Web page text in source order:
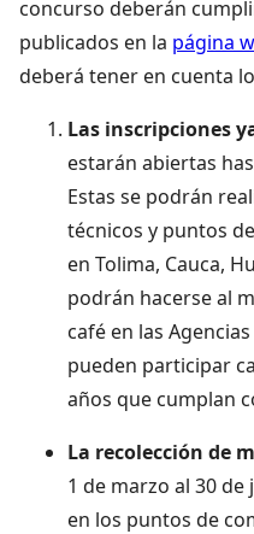
concurso deberán
publicados en la página
deberá tener en cuenta
Las inscripciones
estarán abiertas
Estas se podrán
técnicos y puntos
en Tolima, Cauca,
podrán hacerse al
café en las
pueden participar
años que cumplan
La recolección de
1 de marzo al 30
en los puntos de